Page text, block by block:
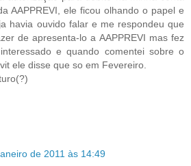
AAPPREVI, ele ficou olhando o papel e
havia ouvido falar e me respondeu que
de apresenta-lo a AAPPREVI mas fez
e quando comentei sobre o
ele disse que so em Fevereiro.
de 2011 às 14:49